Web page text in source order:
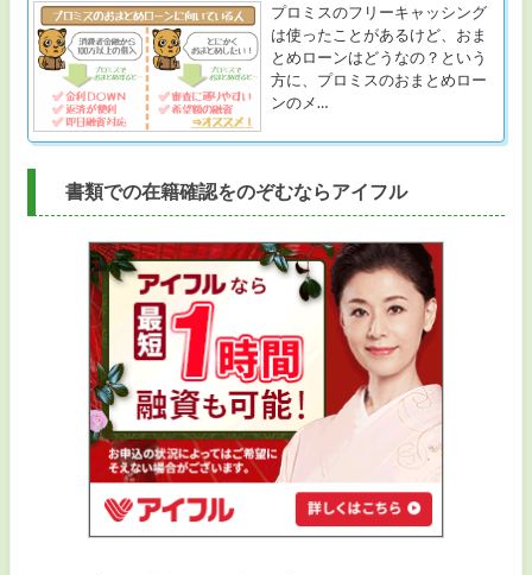
プロミスのフリーキャッシング
は使ったことがあるけど、おま
とめローンはどうなの？という
方に、プロミスのおまとめロー
ンのメ…
書類での在籍確認をのぞむならアイフル